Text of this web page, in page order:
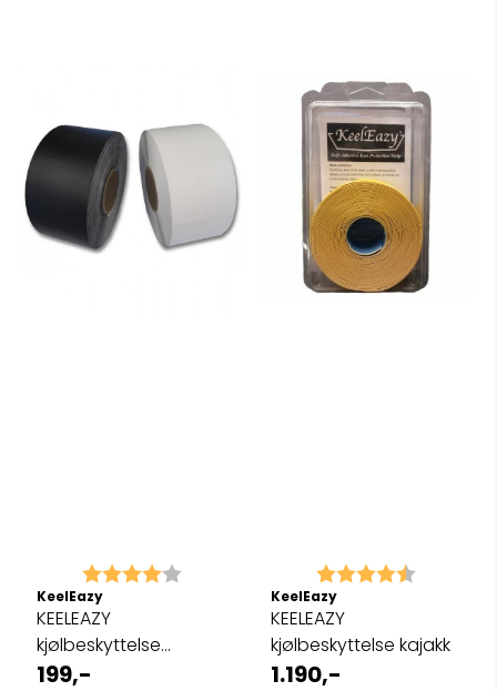
Karakter: 4.0 av 5 mulige
KeelEazy
KEELEAZY
kjølbeskyttelse
metervare
199,-
Karakter: 4.5 av 5
KeelEazy
KEELEAZY
kjølbeskyttelse kajakk
1.190,-